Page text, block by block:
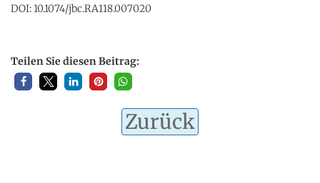
DOI: 10.1074/jbc.RA118.007020
Teilen Sie diesen Beitrag:
Zurück